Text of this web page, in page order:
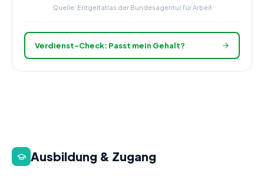
Quelle: Entgeltatlas der Bundesagentur für Arbeit
Verdienst-Check: Passt mein Gehalt?
Ausbildung & Zugang